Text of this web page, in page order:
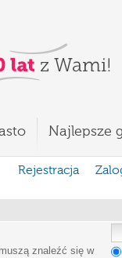
Najlepsze
Rejestracja
znaleźć się w